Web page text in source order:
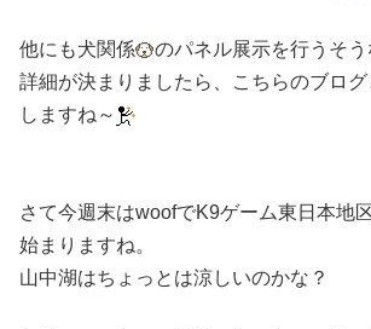
他にも犬関係
のパネル展示を行うそう
詳細が決まりましたら、こちらのブロ
しますね～
さて今週末はwoofでK9ゲーム東日本地
始まりますね。
山中湖はちょっとは涼しいのかな？